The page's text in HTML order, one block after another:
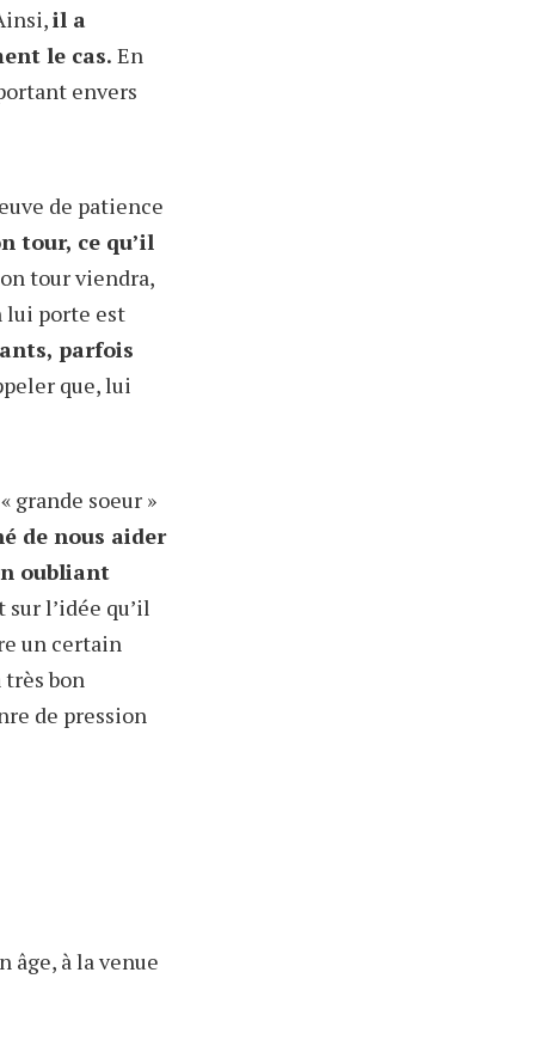
il a
le cas. En
envers
de patience
tour, ce qu’il
tour viendra,
lui porte est
parfois
que, lui
grande soeur »
de nous aider
oubliant
l’idée qu’il
un certain
très bon
de pression
âge, à la venue